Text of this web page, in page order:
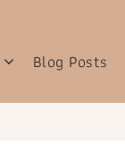
Blog Posts